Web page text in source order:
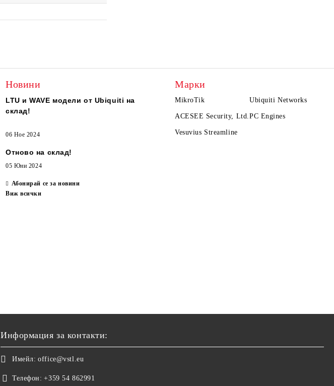
Новини
LTU и WAVE модели от Ubiquiti на
склад!
06 Ное 2024
Отново на склад!
05 Юни 2024
Абонирай се за новини
Виж всички
Марки
MikroTik Ubiquiti Networks
ACESEE Security, Ltd.PC Engines
Vesuvius Streamline
Информация за контакти:
Имейл: office@vstl.eu
Телефон: +359 54 862991